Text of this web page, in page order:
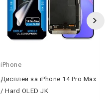
iPhone
Дисплей за iPhone 14 Pro Max
/ Hard OLED JK